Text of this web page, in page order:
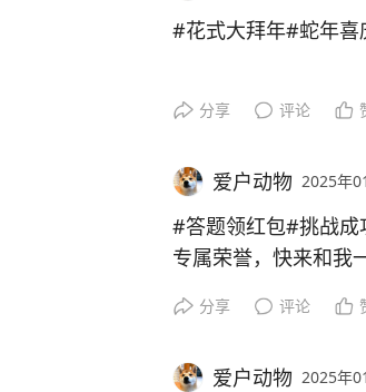
#花式大拜年#蛇年喜
分享 评论
爱户动物 2025年
#答题领红包#挑战成
专属荣誉，快来和我
分享 评论
爱户动物 2025年